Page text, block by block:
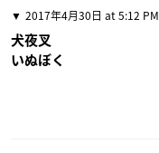
2017年4月30日 at 5:12 PM
犬夜叉
いぬぼく